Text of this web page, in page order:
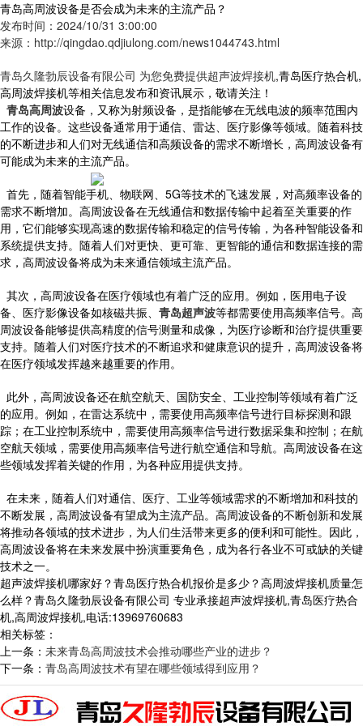
青岛高周波设备是否会成为未来的主流产品？
发布时间：2024/10/31 3:00:00
来源：http://qingdao.qdjiulong.com/news1044743.html
青岛久隆勃辰设备有限公司 为您免费提供超声波焊接机,青岛医疗热合机,
高周波焊接机等相关信息发布和资讯展示，敬请关注！
青岛高周波设备，又称为射频设备，是指能够在无线电波的频率范围内
工作的设备。这些设备通常用于通信、雷达、医疗影像等领域。随着科技
的不断进步和人们对无线通信和高频设备的需求不断增长，高周波设备有
可能成为未来的主流产品。
首先，随着智能手机、物联网、5G等技术的飞速发展，对高频率设备的
需求不断增加。高周波设备在无线通信和数据传输中起着至关重要的作
用，它们能够实现高速的数据传输和稳定的信号传输，为各种智能设备和
系统提供支持。随着人们对更快、更可靠、更智能的通信和数据连接的需
求，高周波设备将成为未来通信领域主流产品。
其次，高周波设备在医疗领域也有着广泛的应用。例如，医用电子设
备、医疗影像设备如核磁共振、 青岛超声波等都需要使用高频率信号。高
周波设备能够提供高精度的信号测量和成像，为医疗诊断和治疗提供重要
支持。随着人们对医疗技术的不断追求和健康意识的提升，高周波设备将
在医疗领域发挥越来越重要的作用。
此外，高周波设备还在航空航天、国防安全、工业控制等领域有着广泛
的应用。例如，在雷达系统中，需要使用高频率信号进行目标探测和跟
踪；在工业控制系统中，需要使用高频率信号进行数据采集和控制；在航
空航天领域，需要使用高频率信号进行航空通信和导航。高周波设备在这
些领域发挥着关键的作用，为各种应用提供支持。
在未来，随着人们对通信、医疗、工业等领域需求的不断增加和科技的
不断发展，高周波设备有望成为主流产品。高周波设备的不断创新和发展
将推动各领域的技术进步，为人们生活带来更多的便利和可能性。因此，
高周波设备将在未来发展中扮演重要角色，成为各行各业不可或缺的关键
技术之一。
超声波焊接机哪家好？青岛医疗热合机报价是多少？高周波焊接机质量怎
么样？青岛久隆勃辰设备有限公司 专业承接超声波焊接机,青岛医疗热合
机,高周波焊接机,电话:13969760683
相关标签：
上一条： 未来青岛高周波技术会推动哪些产业的进步？
下一条： 青岛高周波技术有望在哪些领域得到应用？